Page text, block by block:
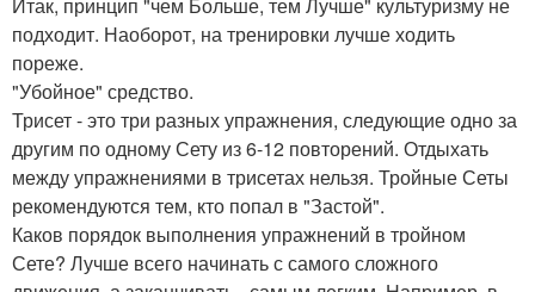
подходит. Наоборот, на тренировки лучше ходить
пореже.
"Убойное" средство.
Трисет - это три разных упражнения, следующие одно за
другим по одному Сету из 6-12 повторений. Отдыхать
между упражнениями в трисетах нельзя. Тройные Сеты
рекомендуются тем, кто попал в "Застой".
Каков порядок выполнения упражнений в тройном
Сете? Лучше всего начинать с самого сложного